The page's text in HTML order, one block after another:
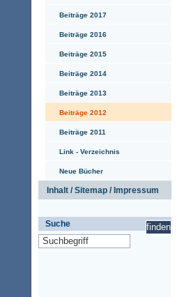
Beiträge 2017
Beiträge 2016
Beiträge 2015
Beiträge 2014
Beiträge 2013
Beiträge 2012
Beiträge 2011
Link - Verzeichnis
Neue Bücher
Inhalt / Sitemap / Impressum
Suche